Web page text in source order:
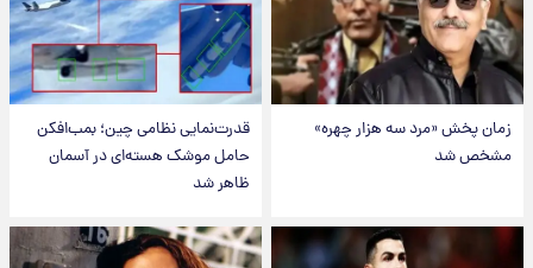
زمان پخش «مرد سه هزار چهره»
مشخص شد
قدرت‌نمایی نظامی چین؛ بمب‌افکن
حامل موشک هسته‌ای در آسمان
ظاهر شد